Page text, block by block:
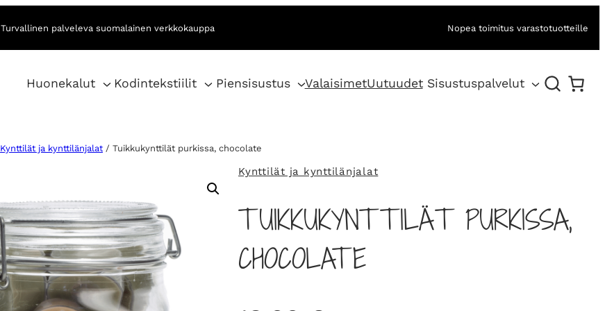
Turvallinen palveleva suomalainen verkkokauppa Nopea toimitus varastotuotteille
Huonekalut Kodintekstiilit Piensisustus ValaisimetUutuudet Sisustuspalvelut
Kynttilät ja kynttilänjalat / Tuikkukynttilät purkissa, chocolate
Kynttilät ja kynttilänjalat
TUIKKUKYNTTILÄT PURKISSA,
CHOCOLATE